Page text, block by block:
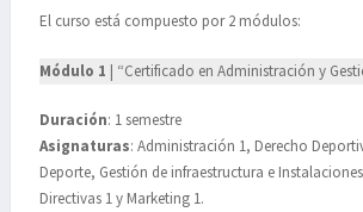
El curso está compuesto por 2 módulos:
Módulo 1 | “Certificado en Administración y
Duración: 1 semestre
Asignaturas: Administración 1, Derecho
Deporte, Gestión de infraestructura e
Directivas 1 y Marketing 1.